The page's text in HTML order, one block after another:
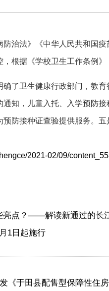
治法》《中华人民共和国
根据《学校卫生工作条例
了卫生健康行政部门，教
知，儿童入托、入学预防
防接种证查验提供服务。
2021-02/09/
亮点？——解读新通过的长
1日起施行
《于田县配售型保障性住